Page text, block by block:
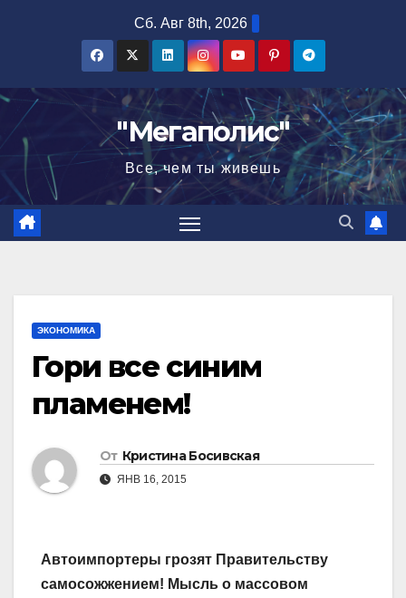
Сб. Авг 8th, 2026
"Мегаполис"
Все, чем ты живешь
ЭКОНОМИКА
Гори все синим
пламенем!
От Кристина Босивская
ЯНВ 16, 2015
Автоимпортеры грозят Правительству
самосожжением! Мысль о массовом